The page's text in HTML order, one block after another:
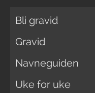
Bli gravid
Gravid
Navneguiden
Uke for uke